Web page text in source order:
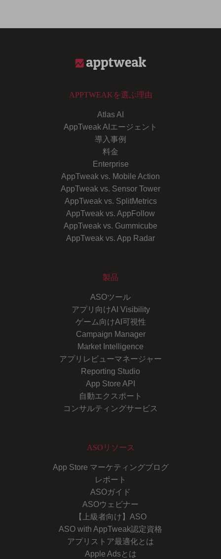
APPTWEAKを選ぶ理由
Atlas AI
AppTweak AIエージェント
導入事例
料金
Enterprise
AppTweak vs. Mobile Action
AppTweak vs. Sensor Tower
AppTweak vs. SplitMetrics
AppTweak vs. AppFollow
AppTweak vs. Gummicube
AppTweak vs. App Radar
製品
ASOツール
アプリ向けAI Visibility
ゲーム向けAI可視性
Campaign Manager
Market Intelligence
アプリレビューマネージャー
Reporting Studio
App Store API
自動エクスポート
コンサルティングサービス
ASOリソース
App Store マーケティングブログ
レポート
ASOガイド
ASOウェビナー
【上級者向け】ASO
ASO with AppTweak認定資格
アプリストア最適化とは
Apple Adsとは